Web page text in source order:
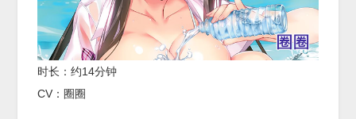
时长：约14分钟
CV：圈圈